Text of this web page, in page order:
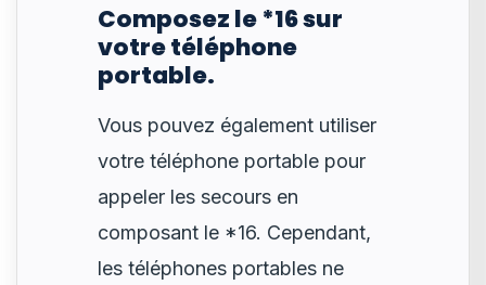
Composez le *16 sur
votre téléphone
portable.
Vous pouvez également utiliser
votre téléphone portable pour
appeler les secours en
composant le *16. Cependant,
les téléphones portables ne